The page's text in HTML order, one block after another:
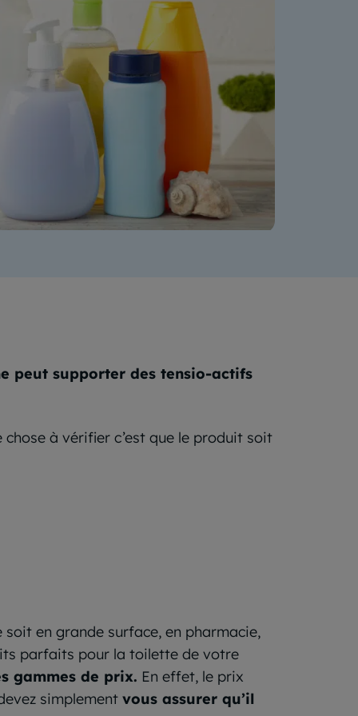
peut supporter des tensio-actifs
à vérifier c’est que le produit soit
soit en grande surface, en pharmacie,
parfaits pour la toilette de votre
gammes de prix. En effet, le prix
simplement vous assurer qu’il